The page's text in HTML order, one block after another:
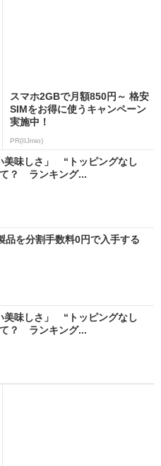
スマホ2GBで月額850円～ 格安
SIMをお得に使うキャンペーン
実施中！
PR(IIJmio)
美味しさ」 “トッピングなし
？ ランキング...
品を分割手数料0円で入手する
美味しさ」 “トッピングなし
？ ランキング...